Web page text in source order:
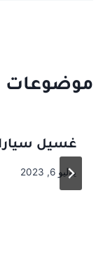
موضوعات
غسيل
يوليو 6, 2023